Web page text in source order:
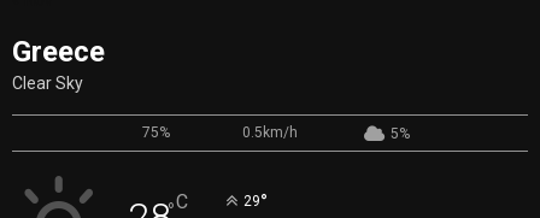
Greece
Clear Sky
75% 0.5km/h 5%
°C 29°